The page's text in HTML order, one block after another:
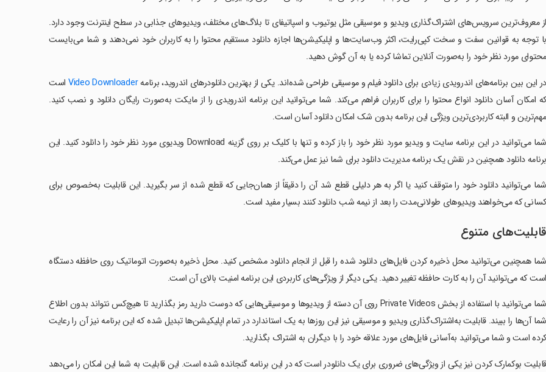
از معروف‌ترین سرویس‌های اشتراک‌گذاری ویدیو و موسیقی مثل یوتیوب و اسپاتیفای تا بلاگ‌های مختلف، ویدیوهای جذابی در سطح اینترنت وجود دارد.
با توجه به قوانین سفت و سخت کپی‌رایت، اکثر وب‌سایت‌ها و اپلیکیشن‌ها اجازه‌ دانلود مستقیم محتوا را به کاربران خود نمی‌دهند و شما می‌بایست
محتوای مورد نظر خود را به‌صورت آنلاین تماشا کرده یا به آن گوش دهید.
در این بین برنامه‌های اندرویدی زیادی برای دانلود فیلم و موسیقی طراحی شده‌اند. یکی از بهترین دانلودرهای اندروید، برنامهVideo Downloader است
که امکان آسان دانلود انواع محتوا را برای کاربران فراهم می‌کند. شما می‌توانید این برنامه اندرویدی را از مایکت به‌صورت رایگان دانلود و نصب کنید.
مهم‌ترین و البته کاربردی‌ترین ویژگی این برنامه بدون شک امکان دانلود آسان است.
شما می‌توانید در این برنامه سایت و ویدیو مورد نظر خود را باز کرده و تنها با کلیک بر روی گزینه Download ویدیوی مورد نظر خود را دانلود کنید. این
برنامه دانلود همچنین در نقش یک برنامه‌ مدیریت دانلود برای شما نیز عمل می‌کند.
شما می‌توانید دانلود خود را متوقف کنید یا اگر به هر دلیلی قطع شد آن را دقیقاً از همان‌جایی که قطع شده از سر بگیرید. این قابلیت به‌خصوص برای
کسانی که می‌خواهند ویدیوهای طولانی‌مدت را بعد از نیمه‌ شب دانلود کنند بسیار مفید است.
قابلیت‌های متنوع
شما همچنین می‌توانید محل ذخیره‌ کردن فایل‌های دانلود شده را قبل از انجام دانلود مشخص کنید. محل ذخیره به‌صورت اتوماتیک روی حافظه‌ دستگاه
است که می‌توانید آن را به کارت حافظه تغییر دهید. یکی دیگر از ویژگی‌های کاربردی این برنامه امنیت بالای آن است.
شما می‌توانید با استفاده از بخش Private Videos روی آن دسته از ویدیوها و موسیقی‌هایی که دوست دارید رمز بگذارید تا هیچ‌کس نتواند بدون اطلاع
شما آن‌ها را ببیند. قابلیت به‌اشتراک‌گذاری ویدیو و موسیقی نیز این روزها به یک استاندارد در تمام اپلیکیشن‌ها تبدیل شده که این برنامه نیز آن را رعایت
کرده‌ است و شما می‌توانید به‌آسانی فایل‌های مورد علاقه‌ خود را با دیگران به اشتراک بگذارید.
قابلیت بوکمارک کردن نیز یکی از ویژگی‌های ضروری برای یک دانلودر است که در این برنامه گنجانده شده است. این قابلیت به شما این امکان را می‌دهد